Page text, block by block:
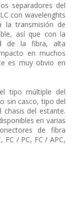
separadores del
con wavelenghts
la transmisión de
así que con la
de la fibra, alta
en muchos
es muy obvio en
tipo múltiple del
sin casco, tipo del
del estante.
en varias
de fibra
FC / PC, FC / APC,